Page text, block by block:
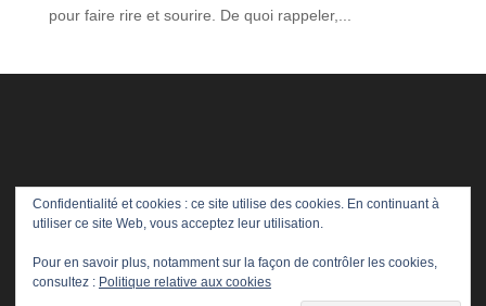
pour faire rire et sourire. De quoi rappeler,...
Confidentialité et cookies : ce site utilise des cookies. En continuant à
utiliser ce site Web, vous acceptez leur utilisation.
Pour en savoir plus, notamment sur la façon de contrôler les cookies,
consultez : Politique relative aux cookies